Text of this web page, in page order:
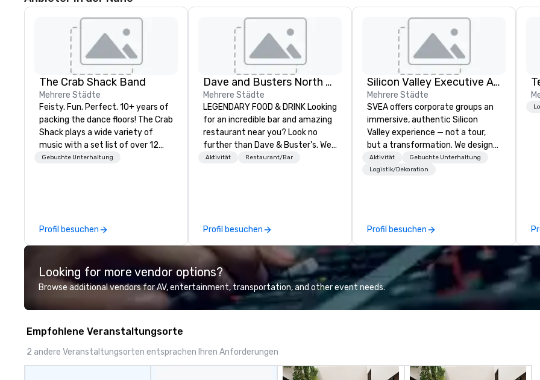
The Crab Shack Band
Mehrere Städte
Feisty. Fun. Perfect. 10+ years of
packing the dance floors! The Crab
Shack plays a wide variety of
music with a set list of over 12
hours of music. Winner of the
Gebuchte Unterhaltung
Profil besuchen
Dave and Busters North east
Mehrere Städte
LEGENDARY FOOD & DRINK Looking
for an incredible bar and amazing
restaurant near you? Look no
further than Dave & Buster's. We
have amazing games and award-
Aktivität Restaurant/Bar
Profil besuchen
Silicon Valley Executive Academy
Mehrere Städte
SVEA offers corporate groups an
immersive, authentic Silicon
Valley experience — not a tour,
but a transformation. We design
and facilitate custom executive
innovation tours, learning
delegations, incentive groups, and
corporate offsites. Whether your
group wants to think like a Silicon
Valley founder, explore the
mindsets driving the world's
fastest-growing companies, or
walk away with a practical
for groups of 10–200. Fully
Aktivität
Gebuchte Unterhaltung
Logistik/Dekoration
Profil besuchen
Looking for more vendor options?
Browse additional vendors for AV, entertainment, transportation, and other event needs.
Empfohlene Veranstaltungsorte
2 andere Veranstaltungsorten entsprachen Ihren Anforderungen